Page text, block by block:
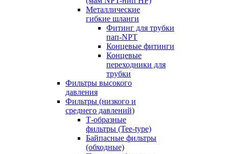
Металлические
гибкие шланги
Фитинг для трубки
пап-NPT
Концевые фитинги
Концевые
переходники для
трубки
Фильтры высокого
давления
Фильтры (низкого и
среднего давлений)
Т-образные
фильтры (Tee-type)
Байпасные фильтры
(обходные)